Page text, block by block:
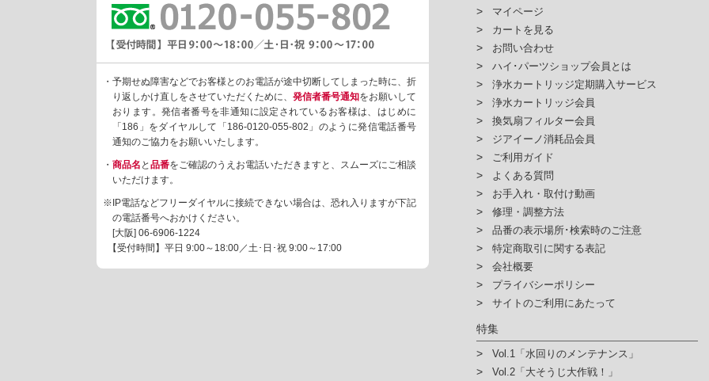
・予期せぬ障害などでお客様とのお電話が途中切断してしまった時に、折
り返しかけ直しをさせていただくために、 発信者番号通知をお願いして
おります。発信者番号を非通知に設定されているお客様は、はじめに
「186」をダイヤルして「186-0120-055-802」のように発信電話番号
通知のご協力をお願いいたします。
・ 商品名 と 品番をご確認のうえお電話いただきますと、スムーズにご相談
いただけます。
※IP電話などフリーダイヤルに接続できない場合は、恐れ入りますが下記
の電話番号へおかけください。
[大阪] 06-6906-1224
【受付時間】平日 9:00～18:00／土･日･祝 9:00～17:00
マイページ
カートを見る
お問い合わせ
ハイ･パーツショップ会員とは
浄水カートリッジ定期購入サービス
浄水カートリッジ会員
換気扇フィルター会員
ジアイーノ消耗品会員
ご利用ガイド
よくある質問
お手入れ・取付け動画
修理・調整方法
品番の表示場所･検索時のご注意
特定商取引に関する表記
会社概要
プライバシーポリシー
サイトのご利用にあたって
特集
Vol.1「水回りのメンテナンス」
Vol.2「大そうじ大作戦！」